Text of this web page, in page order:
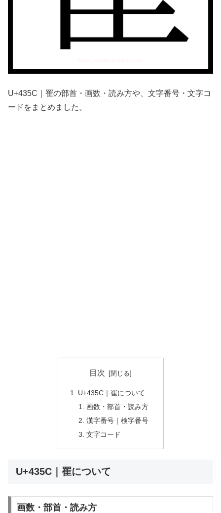
U+435C｜䍜の部首・画数・読み方や、文字番号・文字コ
ードをまとめました。
目次
U+435C｜䍜について
画数・部首・読み方
漢字番号｜検字番号
文字コード
U+435C｜䍜について
画数・部首・読み方